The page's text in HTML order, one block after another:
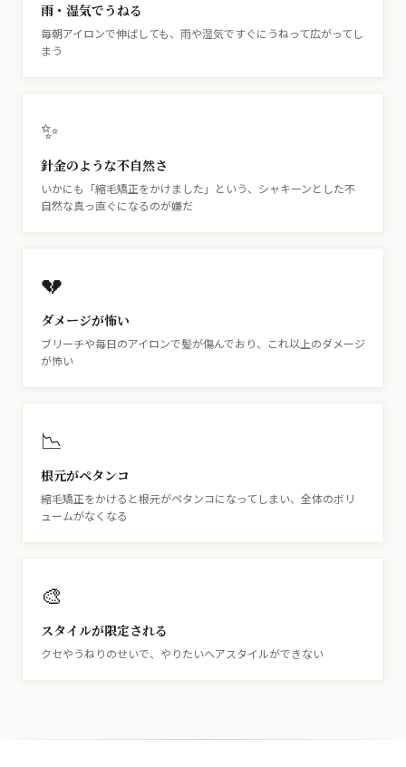
雨・湿気でうねる
毎朝アイロンで伸ばしても、雨や湿気ですぐにうねって広がってし
まう
✨
針金のような不自然さ
いかにも「縮毛矯正をかけました」という、シャキーンとした不
自然な真っ直ぐになるのが嫌だ
💔
ダメージが怖い
ブリーチや毎日のアイロンで髪が傷んでおり、これ以上のダメージ
が怖い
📉
根元がペタンコ
縮毛矯正をかけると根元がペタンコになってしまい、全体のボリ
ュームがなくなる
🎨
スタイルが限定される
クセやうねりのせいで、やりたいヘアスタイルができない